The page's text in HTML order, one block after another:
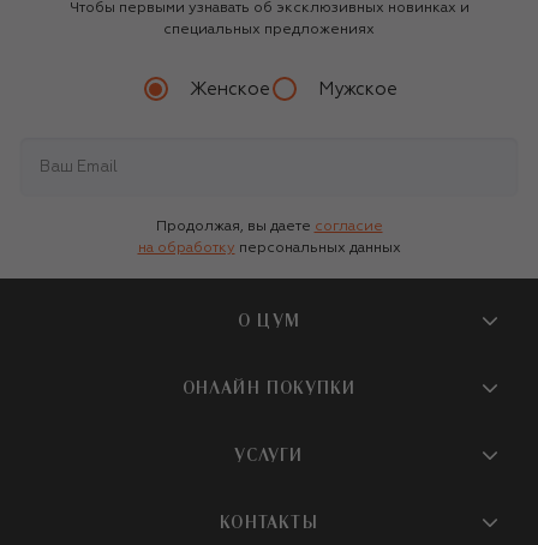
Чтобы первыми узнавать об эксклюзивных новинках и
специальных предложениях
Женское Мужское
Продолжая, вы даете согласие
на обработку персональных данных
О ЦУМ
О магазине
Бутики и ПВЗ ЦУМ
ОНЛАЙН ПОКУПКИ
Доставка
УСЛУГИ
КОНТАКТЫ